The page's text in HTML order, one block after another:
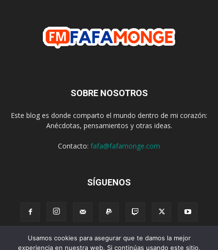
SOBRE NOSOTROS
Este blog es donde comparto el mundo dentro de mi corazón:
Anécdotas, pensamientos y otras ideas.
Contacto: fafa@fafamonge.com
SÍGUENOS
Acerca de Donar Radio Podcast Contenido Publicidad
Usamos cookies para asegurar que te damos la mejor
experiencia en nuestra web. Si continúas usando este sitio,